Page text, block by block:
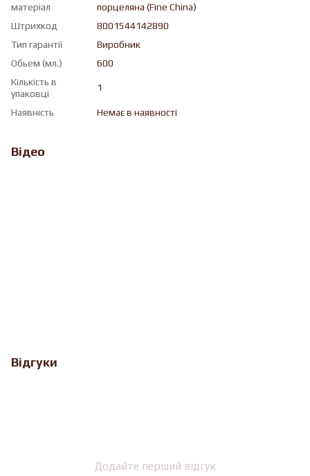
матеріал
порцеляна (Fine China)
Штрихкод
8001544142890
Тип гарантії
Виробник
Обьем (мл.)
600
Кількість в
упаковці
1
Наявність Немає в наявності
Відео
Відгуки
Додайте перший відгук